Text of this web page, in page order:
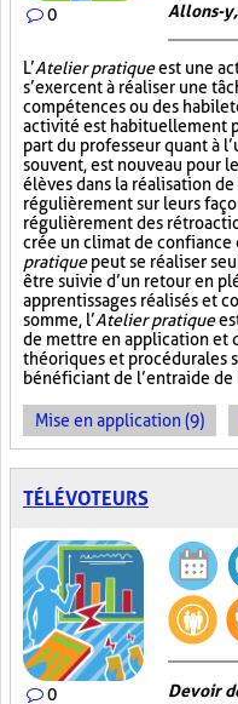
0 Allons-
L’Atelier pratiqueest une
s’exercent à réaliser une
compétences ou des
activité est habituellement
part du professeur quant à
souvent, est nouveau pour
élèves dans la réalisation
régulièrement sur leurs
régulièrement des
crée un climat de confiance
pratiquepeut se réaliser
être suivie d’un retour en
apprentissages réalisés et
somme, l’Atelier pratique
de mettre en application et
théoriques et procédurales
bénéficiant de l’entraide de
Mise en application (9)
TÉLÉVOTEURS
0 Devoir